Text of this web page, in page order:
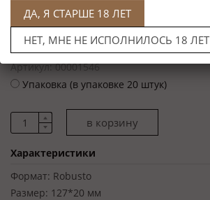
Поштучно (цена за 1 сигару)
Цена: 49 600 руб
Артикул: 00001546
Упаковка (в упаковке 20 штук)
Характеристики
Формат: Robusto
Размер: 127*20 мм
ДА, Я СТАРШЕ 18 ЛЕТ
НЕТ, МНЕ НЕ ИСПОЛНИЛОСЬ 18 ЛЕТ